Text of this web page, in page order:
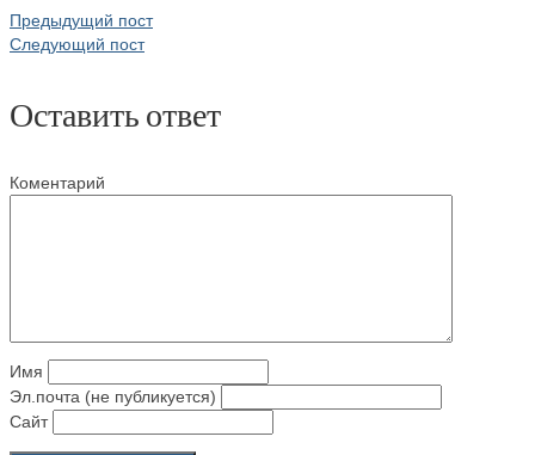
Предыдущий пост
Следующий пост
Оставить ответ
Коментарий
Имя
Эл.почта (не публикуется)
Сайт